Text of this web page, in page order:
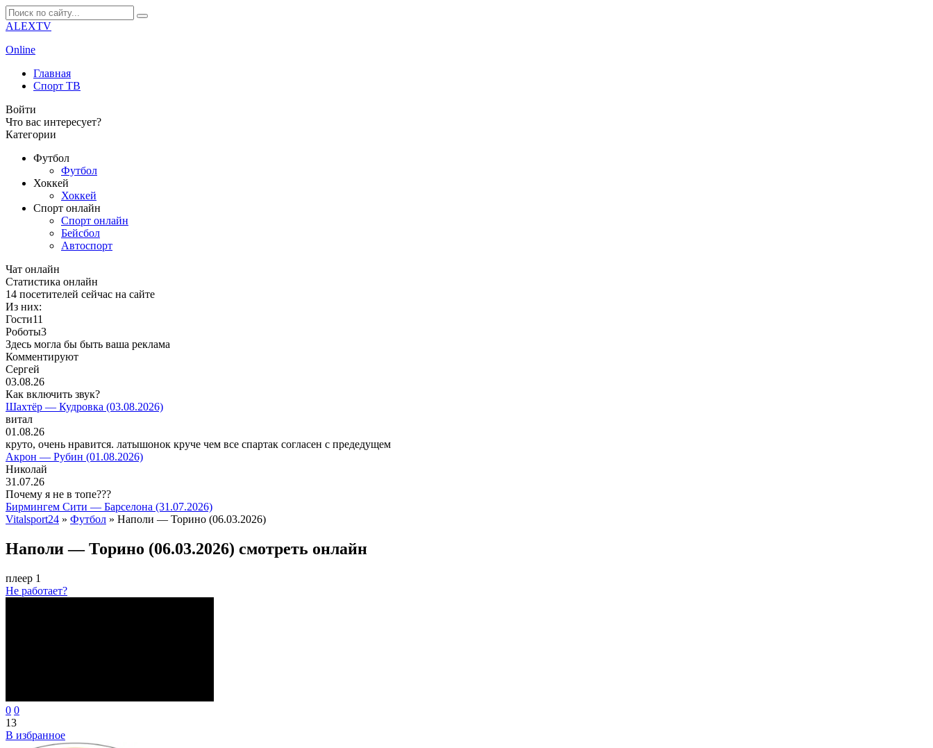
ALEXTV
Online
Главная
Спорт ТВ
Войти
Что вас интересует?
Категории
Футбол
Футбол
Хоккей
Хоккей
Спорт онлайн
Спорт онлайн
Бейсбол
Автоспорт
Чат онлайн
Cтатистика онлайн
14 посетителей сейчас на сайте
Из них:
Гости11
Роботы3
Здесь могла бы быть ваша реклама
Комментируют
Сергей
03.08.26
Как включить звук?
Шахтёр — Кудровка (03.08.2026)
витал
01.08.26
круто, очень нравится. латышонок круче чем все спартак согласен с предедущем
Акрон — Рубин (01.08.2026)
Николай
31.07.26
Почему я не в топе???
Бирмингем Сити — Барселона (31.07.2026)
Vitalsport24 » Футбол » Наполи — Торино (06.03.2026)
Наполи — Торино (06.03.2026) смотреть онлайн
плеер 1
Не работает?
0 0
13
В избранное